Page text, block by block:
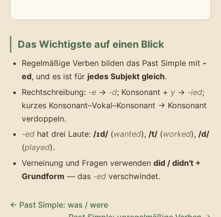
Das Wichtigste auf einen Blick
Regelmäßige Verben bilden das Past Simple mit -
ed, und es ist für jedes Subjekt gleich.
Rechtschreibung: -e → -d; Konsonant + y → -ied;
kurzes Konsonant–Vokal–Konsonant → Konsonant
verdoppeln.
-ed hat drei Laute: /ɪd/ (wanted), /t/ (worked), /d/
(played).
Verneinung und Fragen verwenden did / didn't +
Grundform — das -ed verschwindet.
← Past Simple: was / were